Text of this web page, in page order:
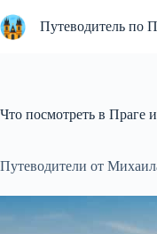
к
сути
Путеводитель по
Что посмотреть в Праге
Путеводители от